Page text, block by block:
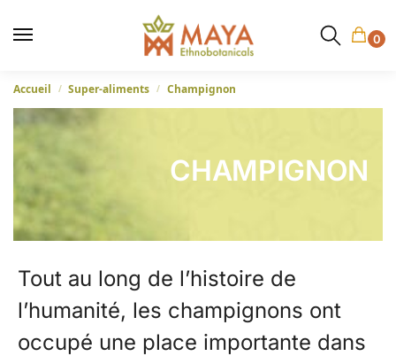
0
Accueil / Super-aliments / Champignon
CHAMPIGNON
Tout au long de l’histoire de
l’humanité, les champignons ont
occupé une place importante dans